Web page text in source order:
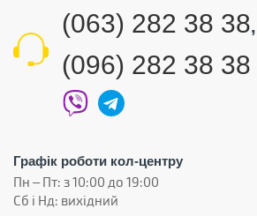
(063) 282 38 38,
(096) 282 38 38
Графік роботи кол-центру
Пн – Пт: з 10:00 до 19:00
Сб і Нд: вихідний